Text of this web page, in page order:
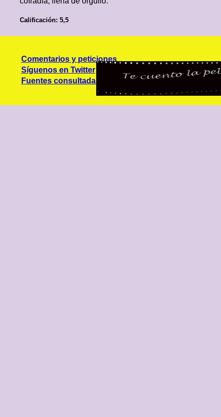
Calificación: 5,5
Comentarios y peticiones
Síguenos en Twitter
Fuentes consultadas